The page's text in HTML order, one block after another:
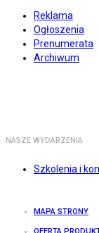
Reklama
Ogłoszenia
Prenumerata
Archiwum
NASZE WYDARZENIA
Szkolenia i
MAPA STRONY